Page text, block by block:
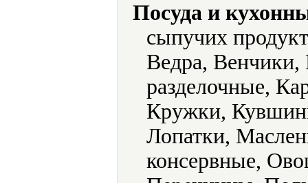
Посуда и
сыпучих
Ведра,
разделочные,
Кружки,
Лопатки,
консервные,